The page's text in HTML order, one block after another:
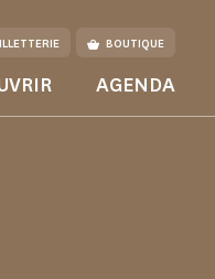
BOUTIQUE
AGENDA